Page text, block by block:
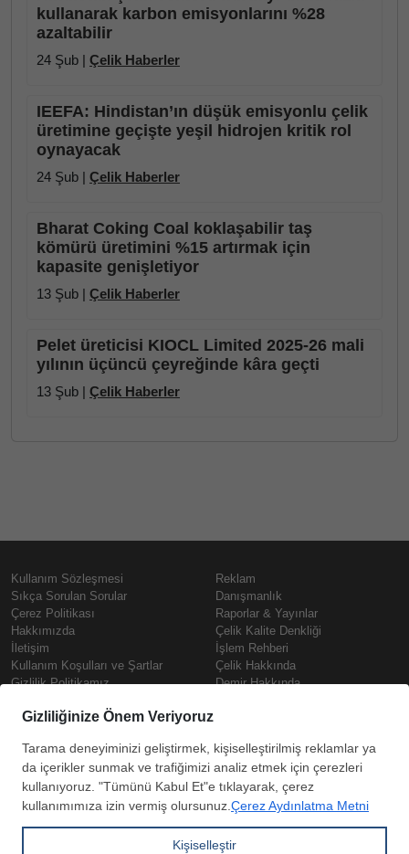
kullanarak karbon emisyonlarını %28
azaltabilir
24 Şub | Çelik Haberler
IEEFA: Hindistan’ın düşük emisyonlu çelik
üretimine geçişte yeşil hidrojen kritik rol
oynayacak
24 Şub | Çelik Haberler
Bharat Coking Coal koklaşabilir taş
kömürü üretimini %15 artırmak için
kapasite genişletiyor
13 Şub | Çelik Haberler
Pelet üreticisi KIOCL Limited 2025-26 mali
yılının üçüncü çeyreğinde kâra geçti
13 Şub | Çelik Haberler
Kullanım Sözleşmesi
Sıkça Sorulan Sorular
Çerez Politikası
Hakkımızda
İletişim
Kullanım Koşulları ve Şartlar
Gizlilik Politikamız
Prime
Reklam
Danışmanlık
Raporlar & Yayınlar
Çelik Kalite Denkliği
İşlem Rehberi
Çelik Hakkında
Demir Hakkında
Çelik Fiyatları
Demir Fiyatları
Güncel Hurda Fiyatları
Copyright © SteelOrbis Elektronik
Tüm hakları saklıdır